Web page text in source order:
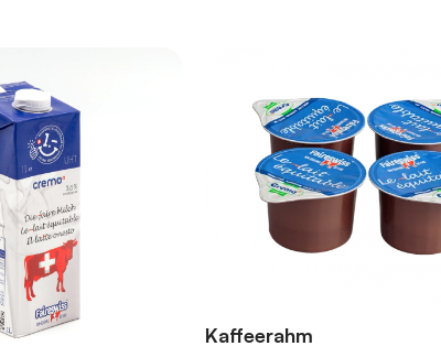
Kaffeerahm